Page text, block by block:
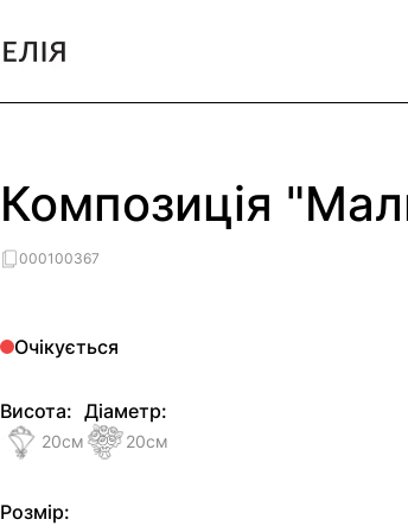
Композиція
000100367
Очікується
Висота:
20см
Діаметр:
20см
Розмір: